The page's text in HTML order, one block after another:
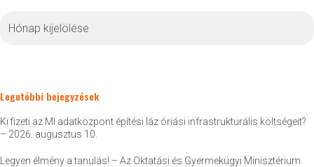
Legutóbbi bejegyzések
Ki fizeti az MI adatközpont építési láz óriási infrastrukturális költségeit?
– 2026. augusztus 10.
Legyen élmény a tanulás! – Az Oktatási és Gyermekügyi Minisztérium